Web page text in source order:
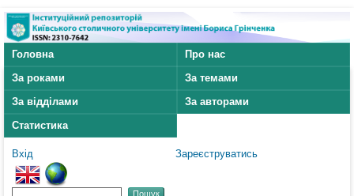
Головна
Про нас
За роками
За темами
За відділами
За авторами
Статистика
Вхід Зареєструватись